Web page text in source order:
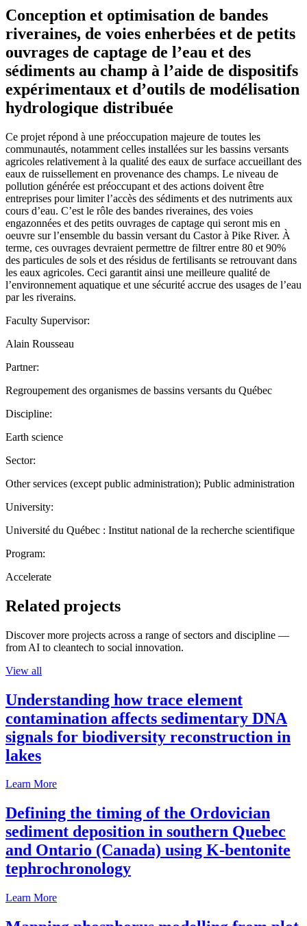
Conception et optimisation de bandes
riveraines, de voies enherbées et de petits
ouvrages de captage de l’eau et des
sédiments au champ à l’aide de dispositifs
expérimentaux et d’outils de modélisation
hydrologique distribuée
Ce projet répond à une préoccupation majeure de toutes les
communautés, notamment celles installées sur les bassins versants
agricoles relativement à la qualité des eaux de surface accueillant des
eaux de ruissellement en provenance des champs. Le niveau de
pollution générée est préoccupant et des actions doivent être
entreprises pour limiter l’accès des sédiments et des nutriments aux
cours d’eau. C’est le rôle des bandes riveraines, des voies
engazonnées et des petits ouvrages de captage qui seront mis en
oeuvre sur l’ensemble du bassin versant du Castor à Pike River. À
terme, ces ouvrages devraient permettre de filtrer entre 80 et 90%
des particules de sols et des résidus de fertilisants se retrouvant dans
les eaux agricoles. Ceci garantit ainsi une meilleure qualité de
l’environnement aquatique et une sécurité accrue des usages de l’eau
par les riverains.
Faculty Supervisor:
Alain Rousseau
Partner:
Regroupement des organismes de bassins versants du Québec
Discipline:
Earth science
Sector:
Other services (except public administration); Public administration
University:
Université du Québec : Institut national de la recherche scientifique
Program:
Accelerate
Related projects
Discover more projects across a range of sectors and discipline —
from AI to cleantech to social innovation.
View all
Understanding how trace element
contamination affects sedimentary DNA
signals for biodiversity reconstruction in
lakes
Learn More
Defining the timing of the Ordovician
sediment deposition in southern Quebec
and Ontario (Canada) using K-bentonite
tephrochronology
Learn More